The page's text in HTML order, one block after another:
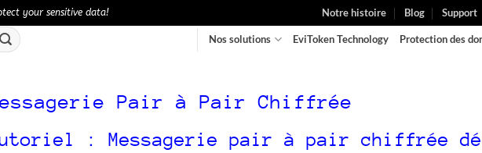
your sensitive data! Notre histoire Blog Support
Nos solutions EviToken Technology Protection des
Pair à Pair Chiffrée
: Messagerie pair à pair chiffrée